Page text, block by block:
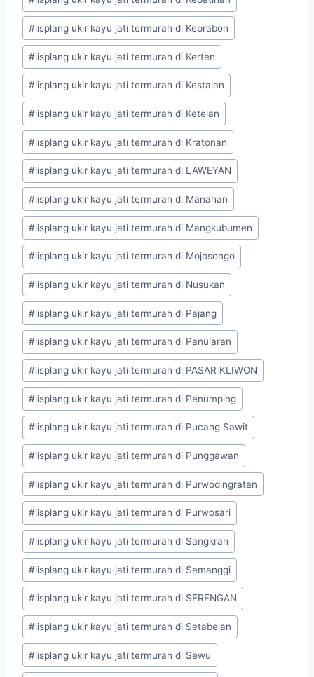
#lisplang ukir kayu jati termurah di Keprabon
#lisplang ukir kayu jati termurah di Kerten
#lisplang ukir kayu jati termurah di Kestalan
#lisplang ukir kayu jati termurah di Ketelan
#lisplang ukir kayu jati termurah di Kratonan
#lisplang ukir kayu jati termurah di LAWEYAN
#lisplang ukir kayu jati termurah di Manahan
#lisplang ukir kayu jati termurah di Mangkubumen
#lisplang ukir kayu jati termurah di Mojosongo
#lisplang ukir kayu jati termurah di Nusukan
#lisplang ukir kayu jati termurah di Pajang
#lisplang ukir kayu jati termurah di Panularan
#lisplang ukir kayu jati termurah di PASAR KLIWON
#lisplang ukir kayu jati termurah di Penumping
#lisplang ukir kayu jati termurah di Pucang Sawit
#lisplang ukir kayu jati termurah di Punggawan
#lisplang ukir kayu jati termurah di Purwodingratan
#lisplang ukir kayu jati termurah di Purwosari
#lisplang ukir kayu jati termurah di Sangkrah
#lisplang ukir kayu jati termurah di Semanggi
#lisplang ukir kayu jati termurah di SERENGAN
#lisplang ukir kayu jati termurah di Setabelan
#lisplang ukir kayu jati termurah di Sewu